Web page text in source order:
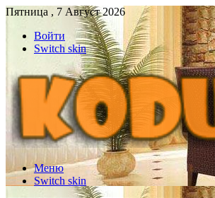
Пятница , 7 Август 2026
Войти
Switch skin
Меню
Switch skin